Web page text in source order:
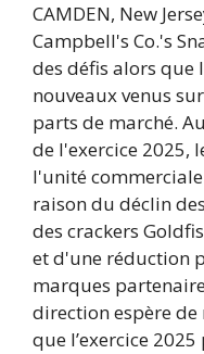
CAMDEN, New
Campbell's Co.'s
des défis alors que
nouveaux venus
parts de marché.
de l'exercice 2025,
l'unité commerciale
raison du déclin
des crackers
et d'une réduction
marques
direction espère
que l’exercice 2025